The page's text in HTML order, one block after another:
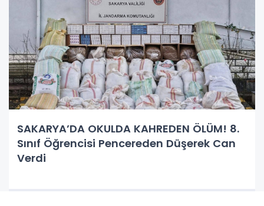
SAKARYA’DA OKULDA KAHREDEN ÖLÜM! 8.
Sınıf Öğrencisi Pencereden Düşerek Can
Verdi